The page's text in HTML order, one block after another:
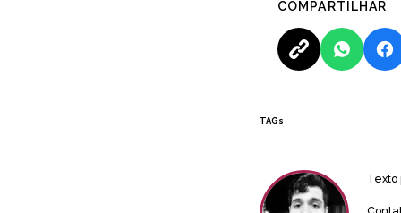
COMPARTILHAR
TAGs
Texto